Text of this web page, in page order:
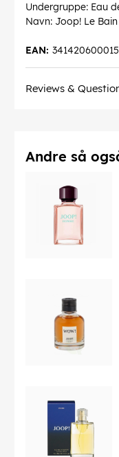
Undergruppe: Eau
Navn: Joop! Le
EAN:
Reviews &
Andre så